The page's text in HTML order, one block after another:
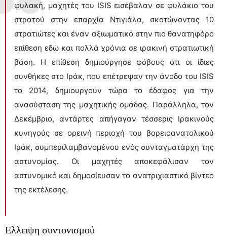
φυλακή, μαχητές του ISIS εισέβαλαν σε φυλάκιο του
στρατού στην επαρχία Ντιγιάλα, σκοτώνοντας 10
στρατιώτες και έναν αξιωματικό στην πιο θανατηφόρο
επίθεση εδώ και πολλά χρόνια σε ιρακινή στρατιωτική
βάση. Η επίθεση δημιούργησε φόβους ότι οι ίδιες
συνθήκες στο Ιράκ, που επέτρεψαν την άνοδο του ISIS
το 2014, δημιουργούν τώρα το έδαφος για την
ανασύσταση της μαχητικής ομάδας. Παράλληλα, τον
Δεκέμβριο, αντάρτες απήγαγαν τέσσερις Ιρακινούς
κυνηγούς σε ορεινή περιοχή του βορειοανατολικού
Ιράκ, συμπεριλαμβανομένου ενός συνταγματάρχη της
αστυνομίας. Οι μαχητές αποκεφάλισαν τον
αστυνομικό και δημοσίευσαν το ανατριχιαστικό βίντεο
της εκτέλεσης.
Ελλειψη συντονισμού